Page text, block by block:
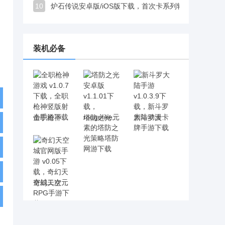
10
装机必备
全职枪神游戏 v1.0.7下载，全职枪神竖版射击手游下载 塔防之光安卓版 v1.1.01下载，rougelike元素的塔防之光策略塔防网游下载 新斗罗大陆手游 v1.0.3.9下载，新斗罗大陆动漫卡牌手游下载
奇幻天空城官网版手游 v0.05下载，奇幻天空城二次元RPG手游下载